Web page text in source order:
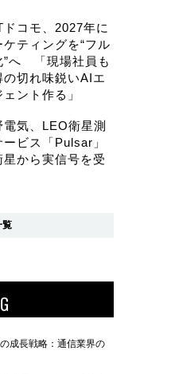
ドコモ、2027年に
ケティングを“フル
”へ 「現場社員も
の切れ味鋭いAIエ
ェント作る」
電気、LEO衛星測
ービス「Pulsar」
星から実信号を受
覧
成長戦略：通信業界の